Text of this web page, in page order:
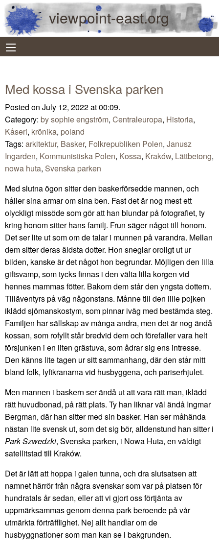
viewpoint-east.org
Med kossa i Svenska parken
Posted on July 12, 2022 at 00:09.
Category: by sophie engström, Centraleuropa, Historia,
Kåseri, krönika, poland
Tags: arkitektur, Basker, Folkrepubliken Polen, Janusz
Ingarden, Kommunistiska Polen, Kossa, Kraków, Lättbetong,
nowa huta, Svenska parken
Med slutna ögon sitter den baskerförsedde mannen, och
håller sina armar om sina ben. Fast det är nog mest ett
olyckligt missöde som gör att han blundar på fotografiet, ty
kring honom sitter hans familj. Frun säger något till honom.
Det ser lite ut som om de talar i munnen på varandra. Mellan
dem sitter deras äldsta dotter. Hon sneglar oroligt ut ur
bilden, kanske är det något hon begrundar. Möjligen den lilla
giftsvamp, som tycks finnas i den välta lilla korgen vid
hennes mammas fötter. Bakom dem står den yngsta dottern.
Tilläventyrs på väg någonstans. Månne till den lille pojken
iklädd sjömanskostym, som pinnar iväg med bestämda steg.
Familjen har sällskap av många andra, men det är nog ändå
kossan, som rofyllt står bredvid dem och förefaller vara helt
försjunken i en liten grästuva, som ådrar sig ens intresse.
Den känns lite tagen ur sitt sammanhang, där den står mitt
bland folk, lyftkranarna vid husbyggena, och pariserhjulet.
Men mannen i baskern ser ändå ut att vara rätt man, iklädd
rätt huvudbonad, på rätt plats. Ty han liknar väl ändå Ingmar
Bergman, där han sitter med sin basker. Han ser måhända
nästan lite svensk ut, som det sig bör, alldenstund han sitter i
Park Szwedzki, Svenska parken, i Nowa Huta, en väldigt
satellitstad till Kraków.
Det är lätt att hoppa i galen tunna, och dra slutsatsen att
namnet härrör från några svenskar som var på platsen för
hundratals år sedan, eller att vi gjort oss förtjänta av
uppmärksammas genom denna park beroende på vår
utmärkta förträfflighet. Nej allt handlar om de
husbyggnationer som man kan se i bakgrunden.